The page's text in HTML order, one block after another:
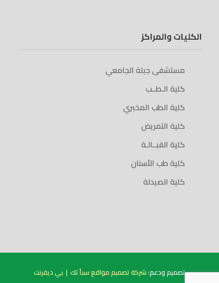
الكليات والمراكز
مستشفى جبلة الجامعي
كلية الـطــب
كلية الطب المخبري
كلية التمريض
كلية القبــالـة
كلية طب الأسنان
كلية الصيدلة
تصميم ودعم:شركة تصميم مواقع سبأ تك | بي ديفرنت